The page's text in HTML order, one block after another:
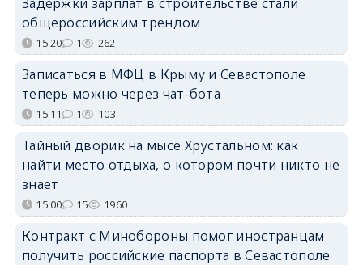
общероссийским трендом
15:20 1 262
Записаться в МФЦ в Крыму и Севастополе
теперь можно через чат-бота
15:11 1 103
Тайный дворик на мысе Хрустальном: как
найти место отдыха, о котором почти никто не
знает
15:00 15 1960
Контракт с Минобороны помог иностранцам
получить российские паспорта в Севастополе